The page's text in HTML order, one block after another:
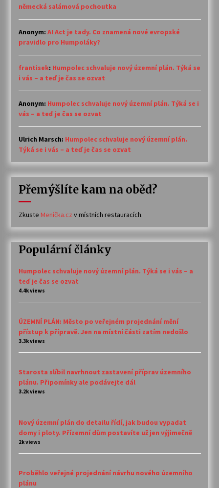
německá salámová pochoutka
Anonym: AI Act je tady. Co znamená nové evropské
pravidlo pro Humpoláky?
frantisek: Humpolec schvaluje nový územní plán. Týká se
i vás – a teď je čas se ozvat
Anonym: Humpolec schvaluje nový územní plán. Týká se i
vás – a teď je čas se ozvat
Ulrich Marsch: Humpolec schvaluje nový územní plán.
Týká se i vás – a teď je čas se ozvat
Přemýšlíte kam na oběd?
Zkuste Meníčka.cz v místních restauracích.
Populární články
Humpolec schvaluje nový územní plán. Týká se i vás – a
teď je čas se ozvat
4.4k views
ÚZEMNÍ PLÁN: Město po veřejném projednání mění
přístup k přípravě. Jen na místní části zatím nedošlo
3.3k views
Starosta slíbil navrhnout zastavení příprav územního
plánu. Připomínky ale podávejte dál
3.2k views
Nový územní plán do detailu řídí, jak budou vypadat
domy i ploty. Přízemní dům postavíte už jen výjimečně
2k views
Proběhlo veřejné projednání návrhu nového územního
plánu